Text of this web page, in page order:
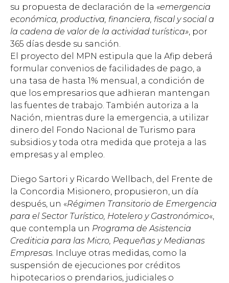
su propuesta de declaración de la «emergencia
económica, productiva, financiera, fiscal y social a
la cadena de valor de la actividad turística» , por
365 días desde su sanción.
El proyecto del MPN estipula que la Afip deberá
formular convenios de facilidades de pago, a
una tasa de hasta 1% mensual, a condición de
que los empresarios que adhieran mantengan
las fuentes de trabajo. También autoriza a la
Nación, mientras dure la emergencia, a utilizar
dinero del Fondo Nacional de Turismo para
subsidios y toda otra medida que proteja a las
empresas y al empleo.
Diego Sartori y Ricardo Wellbach, del Frente de
la Concordia Misionero, propusieron, un día
después, un «Régimen Transitorio de Emergencia
para el Sector Turístico, Hotelero y Gastronómico«,
que contempla un Programa de Asistencia
Crediticia para las Micro, Pequeñas y Medianas
Empresas. Incluye otras medidas, como la
suspensión de ejecuciones por créditos
hipotecarios o prendarios, judiciales o